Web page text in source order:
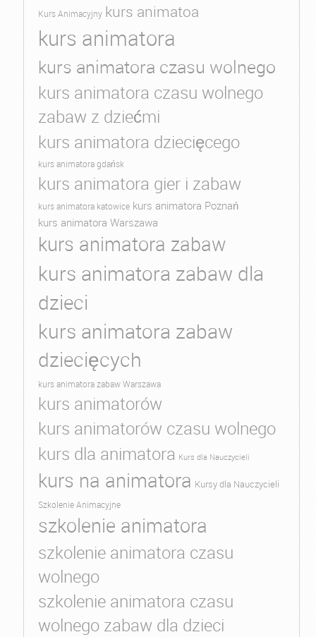
Kurs Animacyjny kurs animatoa
kurs animatora
kurs animatora czasu wolnego
kurs animatora czasu wolnego
zabaw z dziećmi
kurs animatora dziecięcego
kurs animatora gdańsk
kurs animatora gier i zabaw
kurs animatora katowice kurs animatora Poznań
kurs animatora Warszawa
kurs animatora zabaw
kurs animatora zabaw dla
dzieci
kurs animatora zabaw
dziecięcych
kurs animatora zabaw Warszawa
kurs animatorów
kurs animatorów czasu wolnego
kurs dla animatora Kurs dla Nauczycieli
kurs na animatora Kursy dla Nauczycieli
Szkolenie Animacyjne
szkolenie animatora
szkolenie animatora czasu
wolnego
szkolenie animatora czasu
wolnego zabaw dla dzieci